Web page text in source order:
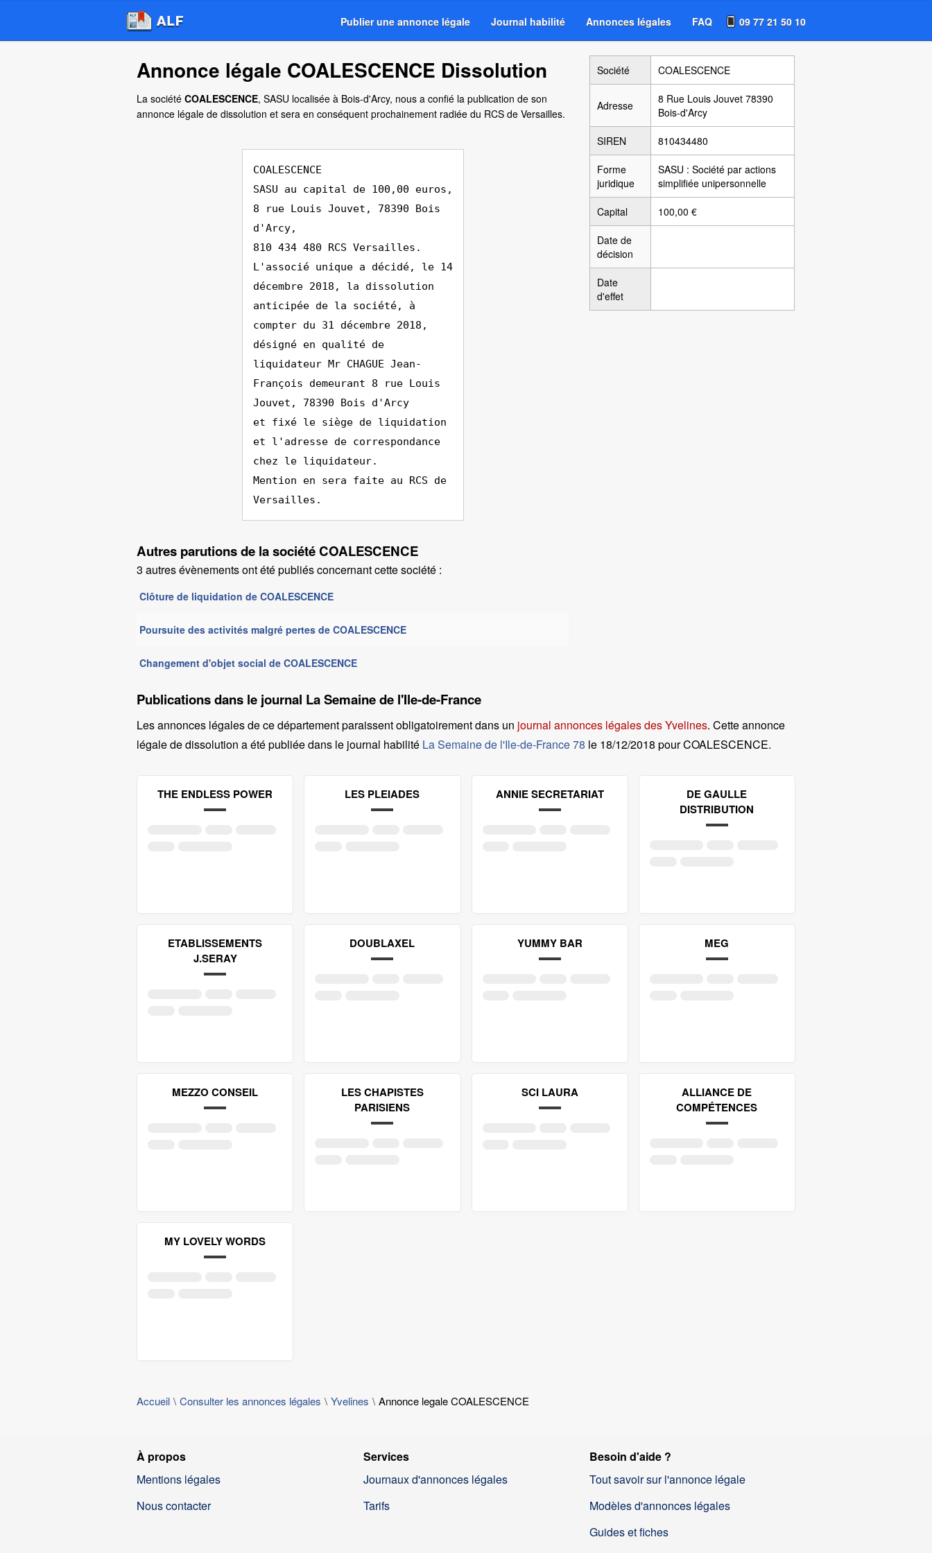
Publier une annonce légale Journal habilité Annonces légales FAQ 09 77 21 50 10
Annonce légale COALESCENCE Dissolution
La société COALESCENCE, SASU localisée à Bois-d'Arcy, nous a confié la publication de son
annonce légale de dissolution et sera en conséquent prochainement radiée du RCS de Versailles.
COALESCENCE
SASU au capital de 100,00 euros,
8 rue Louis Jouvet, 78390 Bois
d'Arcy,
810 434 480 RCS Versailles.
L'associé unique a décidé, le 14
décembre 2018, la dissolution
anticipée de la société, à
compter du 31 décembre 2018,
désigné en qualité de
liquidateur Mr CHAGUE Jean-
François demeurant 8 rue Louis
Jouvet, 78390 Bois d'Arcy
et fixé le siège de liquidation
et l'adresse de correspondance
chez le liquidateur.
Mention en sera faite au RCS de
Versailles.
Autres parutions de la société COALESCENCE
3 autres évènements ont été publiés concernant cette société :
Clôture de liquidation de COALESCENCE
Poursuite des activités malgré pertes de COALESCENCE
Changement d'objet social de COALESCENCE
Société COALESCENCE
Adresse
8 Rue Louis Jouvet 78390
Bois-d'Arcy
SIREN 810434480
Forme
juridique
SASU : Société par actions
simplifiée unipersonnelle
Capital 100,00 €
Date de
décision
Date
d'effet
Publications dans le journal La Semaine de l'Ile-de-France
Les annonces légales de ce département paraissent obligatoirement dans un journal annonces légales des Yvelines. Cette annonce
légale de dissolution a été publiée dans le journal habilité La Semaine de l'Ile-de-France 78 le 18/12/2018 pour COALESCENCE.
THE ENDLESS POWER LES PLEIADES ANNIE SECRETARIAT
DE GAULLE
DISTRIBUTION
ETABLISSEMENTS
J.SERAY
DOUBLAXEL YUMMY BAR MEG
MEZZO CONSEIL
LES CHAPISTES
PARISIENS
SCI LAURA
ALLIANCE DE
COMPÉTENCES
MY LOVELY WORDS
Accueil Consulter les annonces légales Yvelines Annonce legale COALESCENCE
À propos
Mentions légales
Nous contacter
Services
Journaux d'annonces légales
Tarifs
Besoin d'aide ?
Tout savoir sur l'annonce légale
Modèles d'annonces légales
Guides et fiches